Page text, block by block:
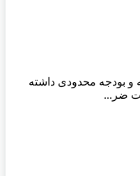
و بودجه محدودی داشته
ضر...